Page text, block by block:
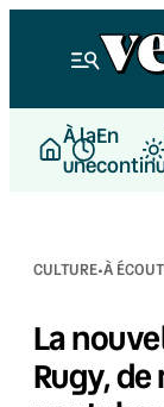
À la
une
En
CULTURE·À
La
Rugy,